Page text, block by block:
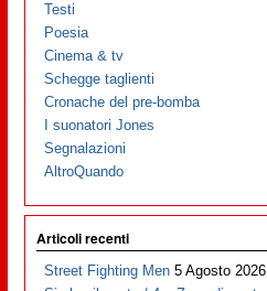
Testi
Poesia
Cinema & tv
Schegge taglienti
Cronache del pre-bomba
I suonatori Jones
Segnalazioni
AltroQuando
Articoli recenti
Street Fighting Men 5 Agosto 2026